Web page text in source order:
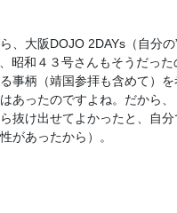
、大阪DOJO 2DAYs（自分の
昭和４３号さんもそうだっ
事柄（靖国参拝も含めて）
あったのですよね。だから
抜け出せてよかったと、自
があったから）。